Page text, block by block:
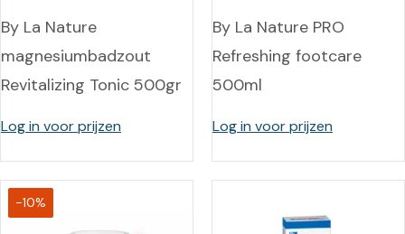
By La Nature
magnesiumbadzout
Revitalizing Tonic 500gr
Log in voor prijzen
By La Nature PRO
Refreshing footcare
500ml
Log in voor prijzen
-10%